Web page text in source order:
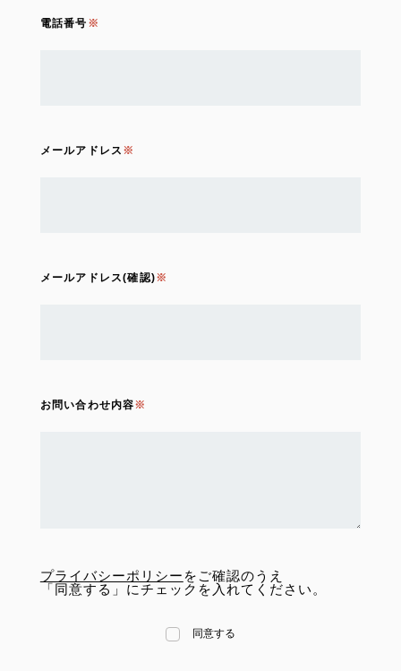
電話番号
メールアドレス
メールアドレス(確認)
お問い合わせ内容
プライバシーポリシー をご確認のうえ
「同意する」にチェックを入れてください。
同意する